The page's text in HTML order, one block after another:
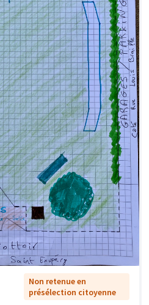
Non retenue en
présélection citoyenne